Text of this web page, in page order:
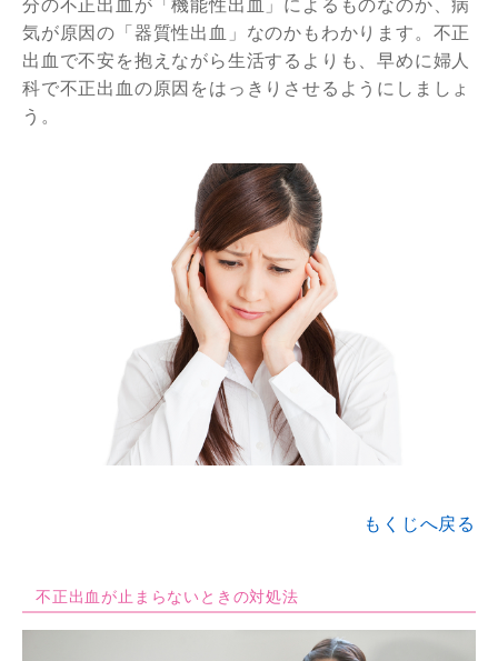
分の不正出血が「機能性出血」によるものなのか、病
気が原因の「器質性出血」なのかもわかります。不正
出血で不安を抱えながら生活するよりも、早めに婦人
科で不正出血の原因をはっきりさせるようにしましょ
う。
もくじへ戻る
不正出血が止まらないときの対処法